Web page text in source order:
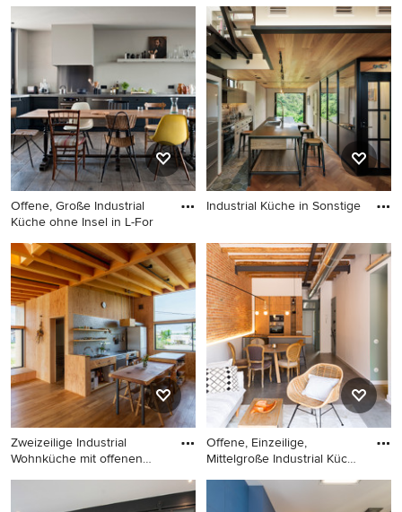
Zweizeilige, Mittelgroße
Industrial Küche mit
flächenbündigen
Schrankfronten, schwarzen
Schränken, Küchenrückwand
in Weiß, Rückwand aus
Metrofliesen, schwarzen
Elektrogeräten, Kücheninsel
und Mauersteinen in
Wiltshire
Offene, Große Industrial
Küche ohne Insel in L-For
Offene, Große Industrial
Küche ohne Insel in L-Form
mit schwarzen Schränken,
Edelstahl-Arbeitsplatte,
Küchenrückwand in Metallic,
Rückwand aus Metallfliesen,
Küchengeräten aus Edelstahl
und dunklem Holzboden in
Paris
Industrial Küche in Sonstige
Zweizeilige Industrial
Wohnküche mit offenen
Zweizeilige Industrial
Wohnküche mit offenen
Offene, Einzeilige,
Mittelgroße Industrial Küche
Offene, Einzeilige,
Mittelgroße Industrial Küche